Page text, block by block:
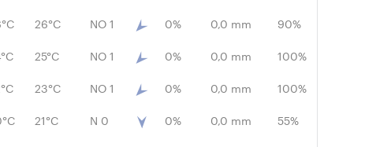
26°C NO 1 0% 0,0 mm 90%
25°C NO 1 0% 0,0 mm 100%
23°C NO 1 0% 0,0 mm 100%
21°C N 0 0% 0,0 mm 55%